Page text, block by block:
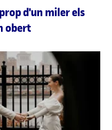
d'un miler els
obert